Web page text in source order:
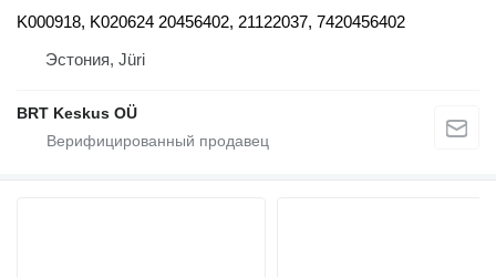
K000918, K020624 20456402, 21122037, 7420456402
Эстония, Jüri
BRT Keskus OÜ